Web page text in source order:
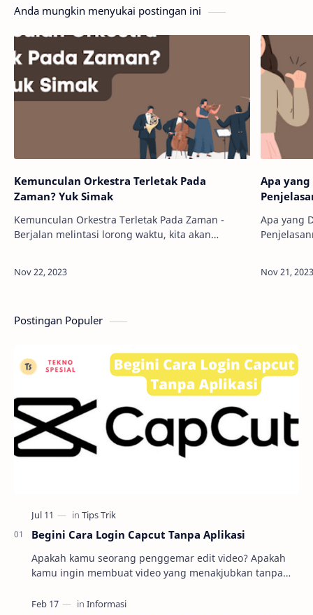
Anda mungkin menyukai postingan ini
Kemunculan Orkestra Terletak Pada
Zaman? Yuk Simak
Kemunculan Orkestra Terletak Pada Zaman -
Berjalan melintasi lorong waktu, kita akan
Sebua…
Apa
Apa yang
hidup?
Postingan Populer
Begini Cara Login Capcut Tanpa Aplikasi
Apakah kamu seorang penggemar edit video? Apakah
kamu ingin membuat video yang menakjubkan tanpa
editin…